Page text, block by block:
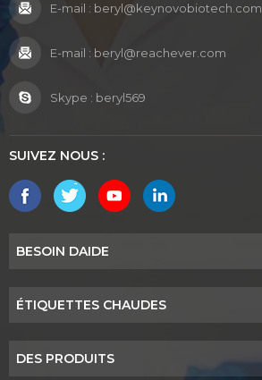
E-mail : beryl@keynovobiotech.com
E-mail : beryl@reachever.com
Skype : beryl569
SUIVEZ NOUS :
BESOIN DAIDE
ÉTIQUETTES CHAUDES
DES PRODUITS